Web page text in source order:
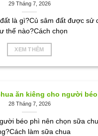
29 Tháng 7, 2026
là gì?Củ sâm đất được sử
thế nào?Cách chọn
XEM THÊM
ăn kiêng cho người
28 Tháng 7, 2026
béo phì nên chọn sữa
làm sữa chua